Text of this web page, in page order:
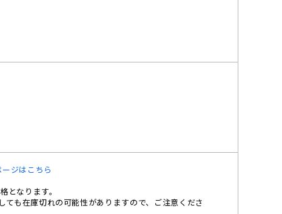
ジはこちら
となります。
も在庫切れの可能性がありますので、ご注意くださ